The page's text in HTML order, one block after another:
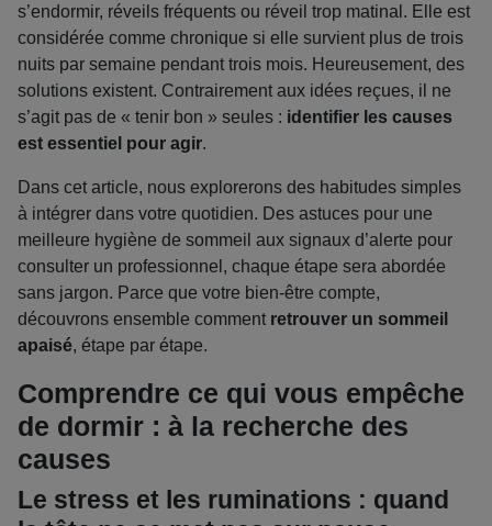
s’endormir, réveils fréquents ou réveil trop matinal. Elle est
considérée comme chronique si elle survient plus de trois
nuits par semaine pendant trois mois. Heureusement, des
solutions existent. Contrairement aux idées reçues, il ne
s’agit pas de « tenir bon » seules : identifier les causes
est essentiel pour agir.
Dans cet article, nous explorerons des habitudes simples
à intégrer dans votre quotidien. Des astuces pour une
meilleure hygiène de sommeil aux signaux d’alerte pour
consulter un professionnel, chaque étape sera abordée
sans jargon. Parce que votre bien-être compte,
découvrons ensemble comment retrouver un sommeil
apaisé, étape par étape.
Comprendre ce qui vous empêche
de dormir : à la recherche des
causes
Le stress et les ruminations : quand